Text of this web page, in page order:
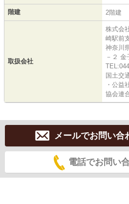
階建 2階建
取扱会社
株式会
崎駅前
神奈川
－２ 金
国土交
・公益
協会連
メールでお問い合
電話でお問い